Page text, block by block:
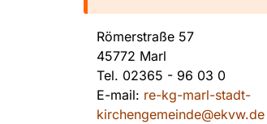
Römerstraße 57
45772 Marl
Tel. 02365 - 96 03 0
E-mail: re-kg-marl-stadt-
kirchengemeinde@ekvw.de